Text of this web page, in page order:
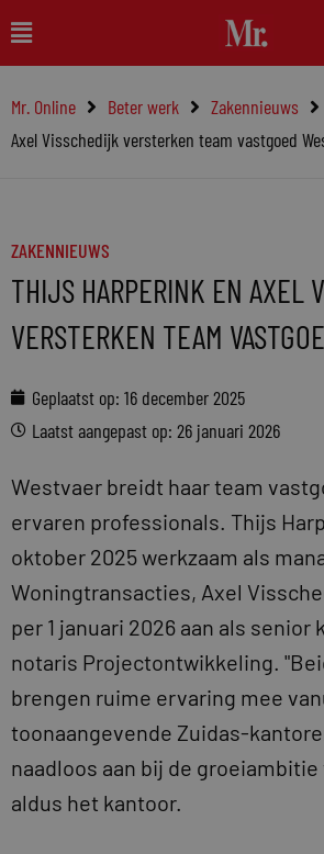
naar
inhoud
Main
Menu
Mr. Online Beter werk Zakennieuws
Axel Visschedijk versterken team vastgoed
ZAKENNIEUWS
THIJS HARPERINK EN AXEL
VERSTERKEN TEAM
Geplaatst op: 16 december 2025
Laatst aangepast op: 26 januari 2026
Westvaer breidt haar team
ervaren professionals. Thijs
oktober 2025 werkzaam als
Woningtransacties, Axel
per 1 januari 2026 aan als senior
notaris Projectontwikkeling.
brengen ruime ervaring mee
toonaangevende Zuidas-
naadloos aan bij de groeiambitie
aldus het kantoor.